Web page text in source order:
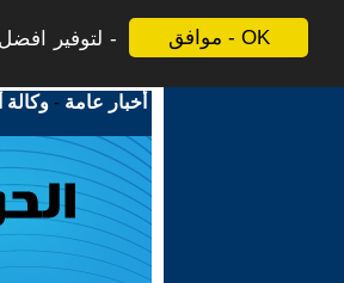
موافق - OK
لتوفير
أخبار عامة -وكالة